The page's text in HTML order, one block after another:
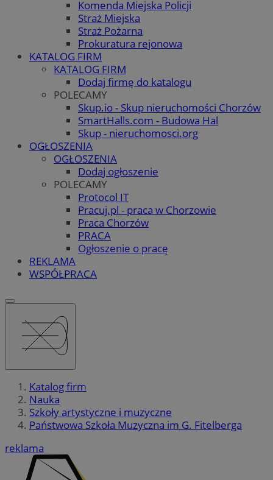
Komenda Miejska Policji
Straż Miejska
Straż Pożarna
Prokuratura rejonowa
KATALOG FIRM
KATALOG FIRM
Dodaj firmę do katalogu
POLECAMY
Skup.io - Skup nieruchomości Chorzów
SmartHalls.com - Budowa Hal
Skup - nieruchomosci.org
OGŁOSZENIA
OGŁOSZENIA
Dodaj ogłoszenie
POLECAMY
Protocol IT
Pracuj.pl - praca w Chorzowie
Praca Chorzów
PRACA
Ogłoszenie o pracę
REKLAMA
WSPÓŁPRACA
Katalog firm
Nauka
Szkoły artystyczne i muzyczne
Państwowa Szkoła Muzyczna im G. Fitelberga
reklama